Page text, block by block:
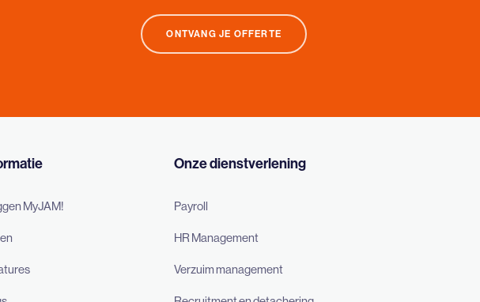
ONTVANG JE OFFERTE
MyJAM!
Onze dienstverlening
Payroll
HR Management
Verzuim management